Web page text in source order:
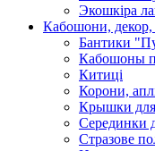
Экошкiра
Кабошони, декор,
Бантики
Кабошоны
Китиці
Корони,
Крышки для
Серединки
Стразове